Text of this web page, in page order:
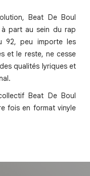
Beat De Boul
part au sein du rap
92, peu importe les
et le reste, ne cesse
qualités lyriques et
Beat De Boul
fois en format vinyle